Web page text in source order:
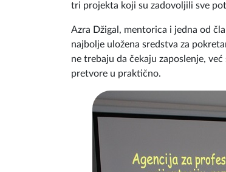
tri projekta koji su zadovoljili sve
Azra Džigal, mentorica i jedna od
najbolje uložena sredstva za
ne trebaju da čekaju zaposlenje,
pretvore u praktično.